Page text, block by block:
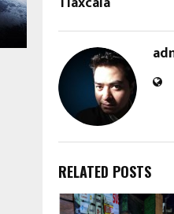
RELATED POSTS